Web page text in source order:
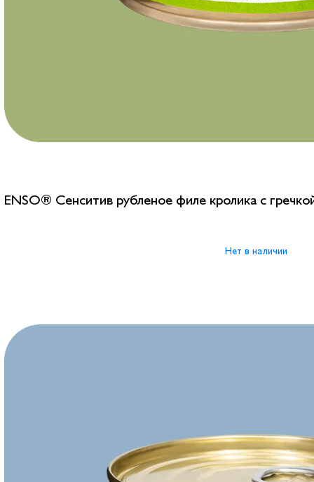
ENSO® Сенситив рубленое филе кролика с
Нет в наличии